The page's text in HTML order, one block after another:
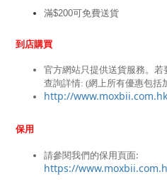
滿$200可免費送貨
到店購買
官方網站只提供送貨服務。
查詢詳情: (網上所有優惠包括
http://
保用
https://